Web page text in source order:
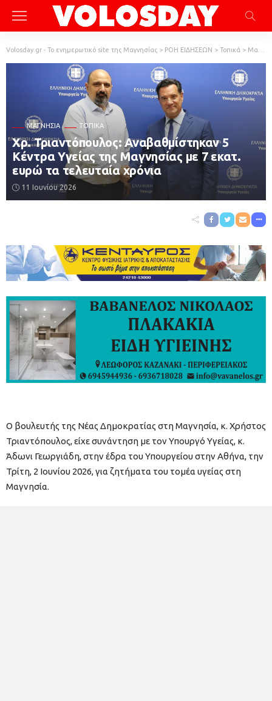
Volosday.gr - Το ενημερωτικό site της Μαγνησίας > ΡΟΗ ΕΙΔΗΣΕΩΝ > Τοπικά > Μαγνησία
ΜΑΓΝΗΣΊΑ ΤΟΠΙΚΆ
Χρ. Τριαντόπουλος: Αναβαθμίστηκαν 5
Κέντρα Υγείας της Μαγνησίας με 7 εκατ.
ευρώ τα τελευταία χρόνια
11 Ιουνίου 2026
Ο βουλευτής της Νέας Δημοκρατίας στη Μαγνησία, κ. Χρήστος
Τριαντόπουλος, είχε συνάντηση με τον Υπουργό Υγείας, κ.
Άδωνι Γεωργιάδη, στην έδρα του Υπουργείου στην Αθήνα, την
Τρίτη, 2 Ιουνίου 2026, για ζητήματα του τομέα υγείας στη
Μαγνησία.